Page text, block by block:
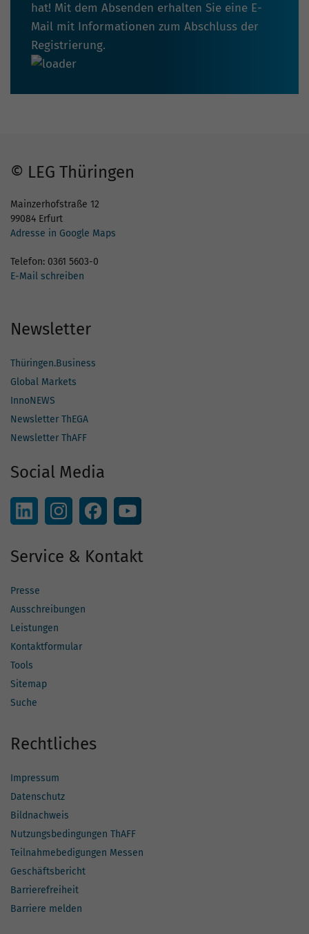
hat! Mit dem Absenden erhalten Sie eine E-
Mail mit Informationen zum Abschluss der
Registrierung.
© LEG Thüringen
Mainzerhofstraße 12
99084 Erfurt
Adresse in Google Maps
Telefon: 0361 5603-0
E-Mail schreiben
Newsletter
Thüringen.Business
Global Markets
InnoNEWS
Newsletter ThEGA
Newsletter ThAFF
Social Media
Service & Kontakt
Presse
Ausschreibungen
Leistungen
Kontaktformular
Tools
Sitemap
Suche
Rechtliches
Impressum
Datenschutz
Bildnachweis
Nutzungsbedingungen ThAFF
Teilnahmebedigungen Messen
Geschäftsbericht
Barrierefreiheit
Barriere melden